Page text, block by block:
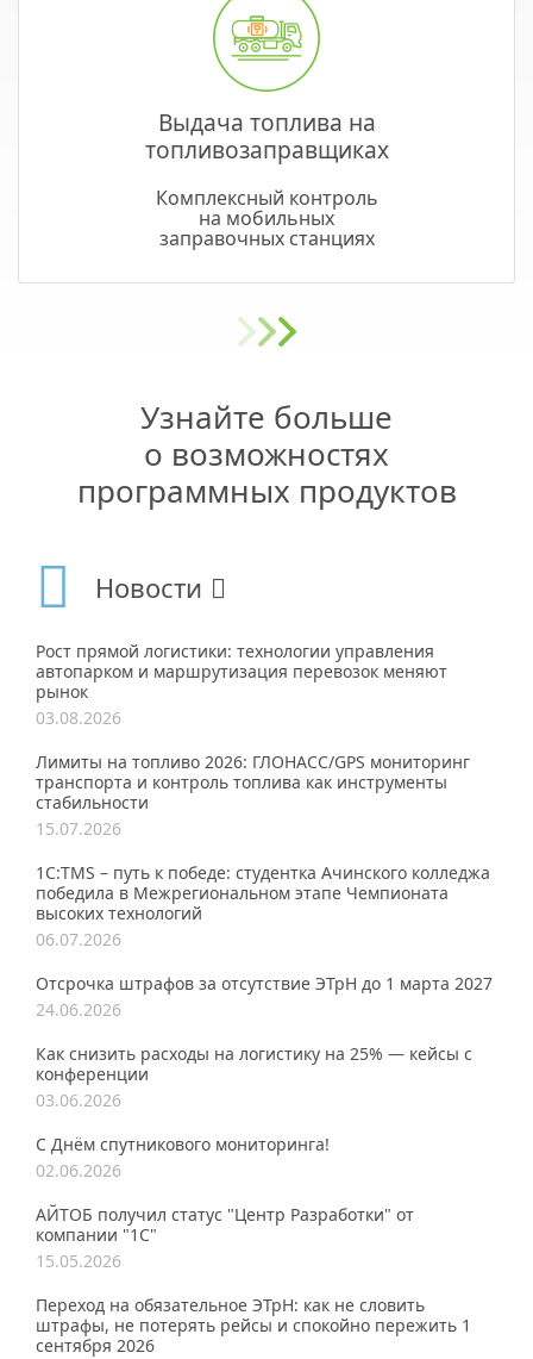
Выдача топлива на
топливозаправщиках
Комплексный контроль
на мобильных
заправочных станциях
Узнайте больше
о возможностях
программных продуктов
Новости
Рост прямой логистики: технологии управления
автопарком и маршрутизация перевозок меняют
рынок
03.08.2026
Лимиты на топливо 2026: ГЛОНАСС/GPS мониторинг
транспорта и контроль топлива как инструменты
стабильности
15.07.2026
1С:TMS – путь к победе: студентка Ачинского колледжа
победила в Межрегиональном этапе Чемпионата
высоких технологий
06.07.2026
Отсрочка штрафов за отсутствие ЭТрН до 1 марта 2027
24.06.2026
Как снизить расходы на логистику на 25% — кейсы с
конференции
03.06.2026
С Днём спутникового мониторинга!
02.06.2026
АЙТОБ получил статус "Центр Разработки" от
компании "1С"
15.05.2026
Переход на обязательное ЭТрН: как не словить
штрафы, не потерять рейсы и спокойно пережить 1
сентября 2026